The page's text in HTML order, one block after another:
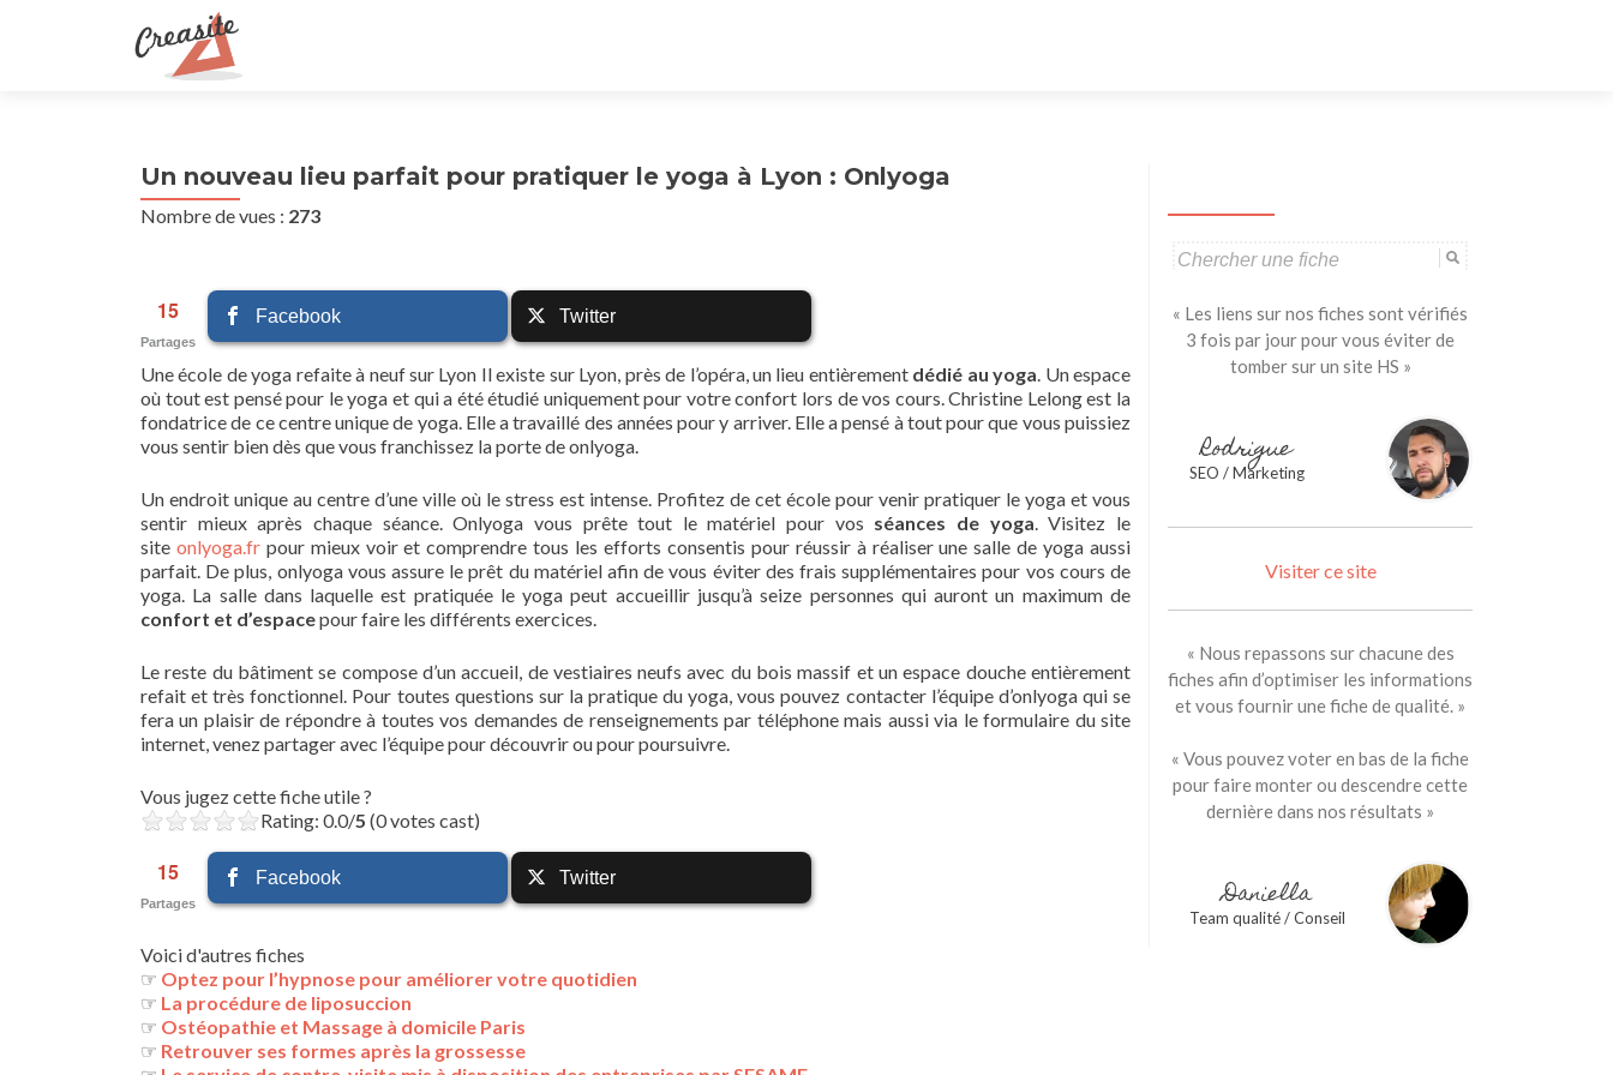
Un nouveau lieu parfait pour pratiquer le yoga à Lyon : Onlyoga
Nombre de vues : 273
15
Partages
Facebook Twitter
Une école de yoga refaite à neuf sur Lyon Il existe sur Lyon, près de l’opéra, un lieu entièrement dédié au yoga. Un espace
où tout est pensé pour le yoga et qui a été étudié uniquement pour votre confort lors de vos cours. Christine Lelong est la
fondatrice de ce centre unique de yoga. Elle a travaillé des années pour y arriver. Elle a pensé à tout pour que vous puissiez
vous sentir bien dès que vous franchissez la porte de onlyoga.
Un endroit unique au centre d’une ville où le stress est intense. Profitez de cet école pour venir pratiquer le yoga et vous
sentir mieux après chaque séance. Onlyoga vous prête tout le matériel pour vos séances de yoga. Visitez le
site onlyoga.frpour mieux voir et comprendre tous les efforts consentis pour réussir à réaliser une salle de yoga aussi
parfait. De plus, onlyoga vous assure le prêt du matériel afin de vous éviter des frais supplémentaires pour vos cours de
yoga. La salle dans laquelle est pratiquée le yoga peut accueillir jusqu’à seize personnes qui auront un maximum de
confort et d’espacepour faire les différents exercices.
Le reste du bâtiment se compose d’un accueil, de vestiaires neufs avec du bois massif et un espace douche entièrement
refait et très fonctionnel. Pour toutes questions sur la pratique du yoga, vous pouvez contacter l’équipe d’onlyoga qui se
fera un plaisir de répondre à toutes vos demandes de renseignements par téléphone mais aussi via le formulaire du site
internet, venez partager avec l’équipe pour découvrir ou pour poursuivre.
Vous jugez cette fiche utile ?
Rating: 0.0/5 (0 votes cast)
15
Partages
Facebook Twitter
Voici d'autres fiches
☞ Optez pour l’hypnose pour améliorer votre quotidien
☞ La procédure de liposuccion
☞ Ostéopathie et Massage à domicile Paris
☞ Retrouver ses formes après la grossesse
Search
« Les liens sur nos fiches sont vérifiés
3 fois par jour pour vous éviter de
tomber sur un site HS »
Rodrigue
SEO / Marketing
Visiter ce site
« Nous repassons sur chacune des
fiches afin d’optimiser les informations
et vous fournir une fiche de qualité. »
« Vous pouvez voter en bas de la fiche
pour faire monter ou descendre cette
dernière dans nos résultats »
Daniella
Team qualité / Conseil